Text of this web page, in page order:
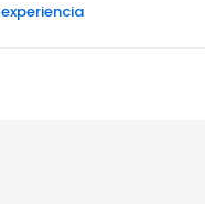
experiencia